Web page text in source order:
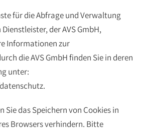
für die Abfrage und Verwaltung
der AVS GmbH,
Informationen zur
die AVS GmbH finden Sie in deren
unter:
.
Sie das Speichern von Cookies in
Browsers verhindern. Bitte